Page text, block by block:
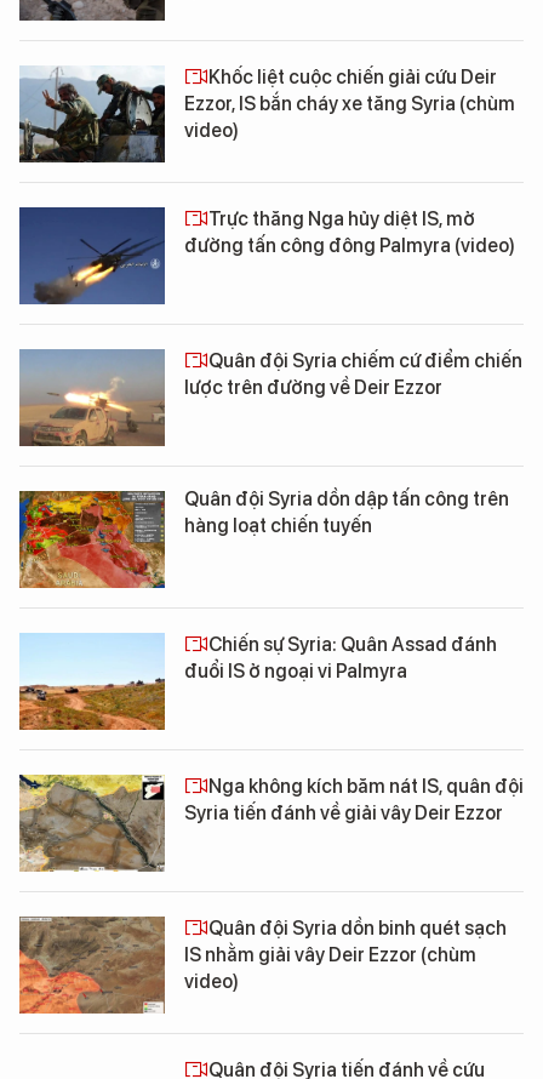
Khốc liệt cuộc chiến giải cứu Deir
Ezzor, IS bắn cháy xe tăng Syria (chùm
video)
Trực thăng Nga hủy diệt IS, mở
đường tấn công đông Palmyra (video)
Quân đội Syria chiếm cứ điểm chiến
lược trên đường về Deir Ezzor
Quân đội Syria dồn dập tấn công trên
hàng loạt chiến tuyến
Chiến sự Syria: Quân Assad đánh
đuổi IS ở ngoại vi Palmyra
Nga không kích băm nát IS, quân đội
Syria tiến đánh về giải vây Deir Ezzor
Quân đội Syria dồn binh quét sạch
IS nhằm giải vây Deir Ezzor (chùm
video)
Quân đội Syria tiến đánh về cứu